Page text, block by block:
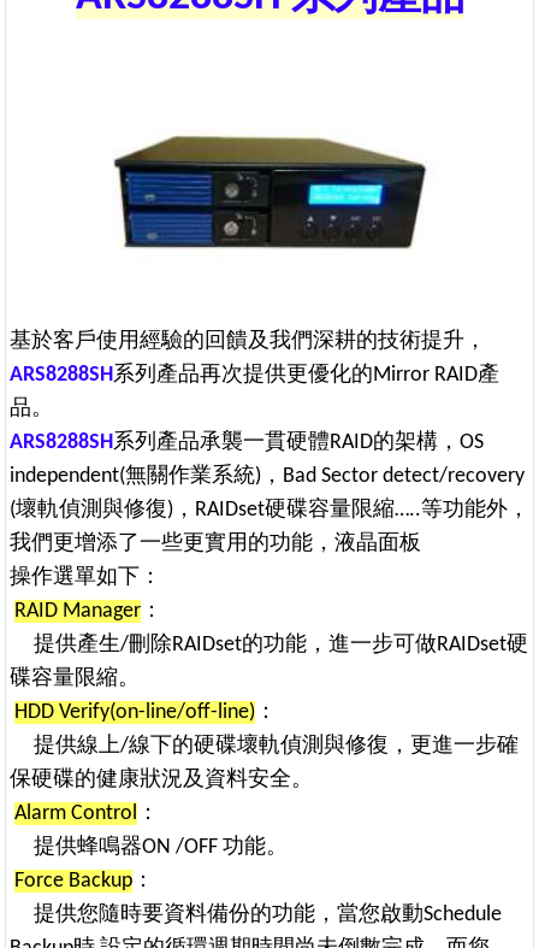
基於客戶使用經驗的回饋及我們深耕的技術提升，
ARS8288SH 系列產品再次提供更優化的Mirror RAID產
品。
ARS8288SH 系列產品承襲一貫硬體RAID的架構，OS
independent(無關作業系統)，Bad Sector detect/recovery
(壞軌偵測與修復)，RAIDset硬碟容量限縮…..等功能外，
我們更增添了一些更實用的功能，液晶面板
操作選單如下：
RAID Manager ：
提供產生/刪除RAIDset的功能，進一步可做RAIDset硬
碟容量限縮。
HDD Verify(on-line/off-line) ：
提供線上/線下的硬碟壞軌偵測與修復，更進一步確
保硬碟的健康狀況及資料安全。
Alarm Control
：
提供蜂鳴器ON /OFF 功能。
Force Backup ：
提供您隨時要資料備份的功能，當您啟動Schedule